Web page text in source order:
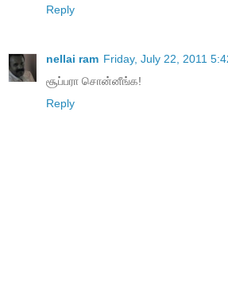
Reply
nellai ram Friday, July 22, 2011
சூப்பரா சொன்னீங்க!
Reply